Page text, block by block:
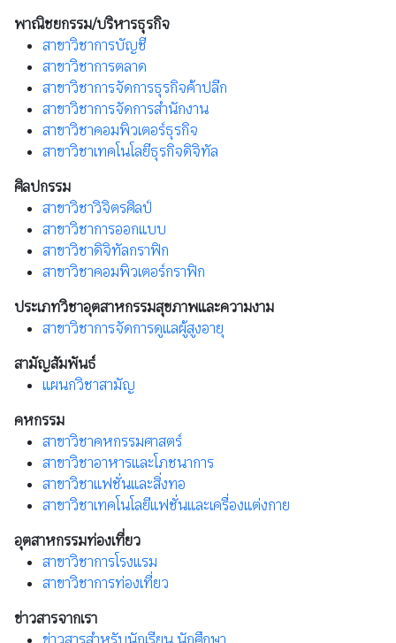
พาณิชยกรรม/บริหารธุรกิจ
สาขาวิชาการบัญชี
สาขาวิชาการตลาด
สาขาวิชาการจัดการธุรกิจค้าปลีก
สาขาวิชาการจัดการสำนักงาน
สาขาวิชาคอมพิวเตอร์ธุรกิจ
สาขาวิชาเทคโนโลยีธุรกิจดิจิทัล
ศิลปกรรม
สาขาวิชาวิจิตรศิลป์
สาขาวิชาการออกแบบ
สาขาวิชาดิจิทัลกราฟิก
สาขาวิชาคอมพิวเตอร์กราฟิก
ประเภทวิชาอุตสาหกรรมสุขภาพและความงาม
สาขาวิชาการจัดการดูแลผู้สูงอายุ
สามัญสัมพันธ์
แผนกวิชาสามัญ
คหกรรม
สาขาวิชาคหกรรมศาสตร์
สาขาวิชาอาหารและโภชนาการ
สาขาวิชาแฟชั่นและสิ่งทอ
สาขาวิชาเทคโนโลยีแฟชั่นและเครื่องแต่งกาย
อุตสาหกรรมท่องเที่ยว
สาขาวิชาการโรงแรม
สาขาวิชาการท่องเที่ยว
ข่าวสารจากเรา